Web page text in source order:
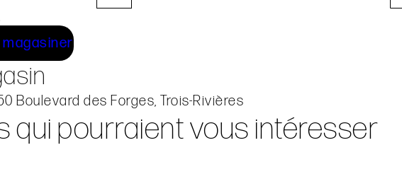
Boulevard des Forges, Trois-Rivières
qui pourraient vous intéresser